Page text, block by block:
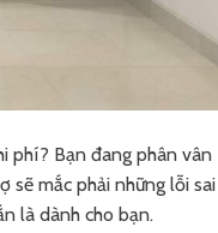
phí? Bạn đang phân vân
sẽ mắc phải những lỗi sai
là dành cho bạn.